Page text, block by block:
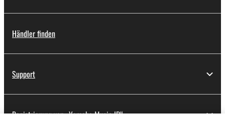
Händler finden
Support
Registrierung von „Yamaha Music ID“